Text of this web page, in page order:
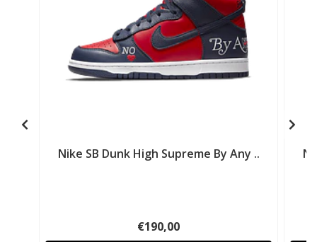
Nike SB Dunk High Supreme By Any ..
€190,00